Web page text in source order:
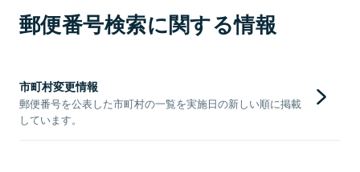
郵便番号検索に関する情報
市町村変更情報
郵便番号を公表した市町村の一覧を実施日の新しい順に掲載
しています。